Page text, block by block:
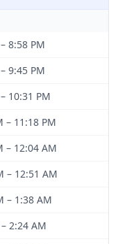
– 8:58 PM
– 9:45 PM
– 10:31 PM
– 11:18 PM
– 12:04 AM
– 12:51 AM
– 1:38 AM
– 2:24 AM